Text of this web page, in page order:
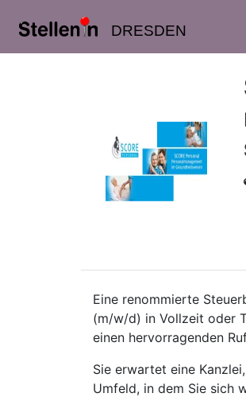
DRESDEN
Eine renommierte
(m/w/d) in Vollzeit oder
einen hervorragenden
Sie erwartet eine
Umfeld, in dem Sie sich